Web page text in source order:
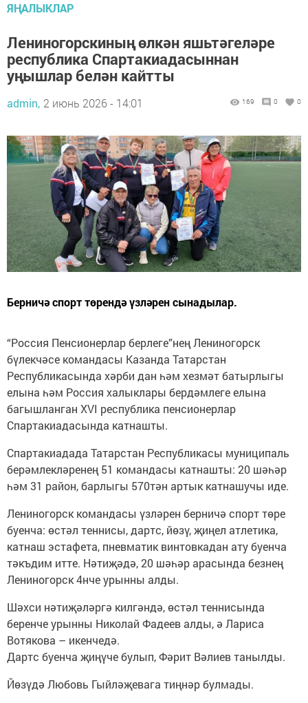
ЯҢАЛЫКЛАР
Лениногорскиның өлкән яшьтәгеләре
республика Спартакиадасыннан
уңышлар белән кайтты
admin, 2 июнь 2026 - 14:01 169 0 0
Берничә спорт төрендә үзләрен сынадылар.
“Россия Пенсионерлар берлеге”нең Лениногорск
бүлекчәсе командасы Казанда Татарстан
Республикасында хәрби дан һәм хезмәт батырлыгы
елына һәм Россия халыклары бердәмлеге елына
багышланган XVI республика пенсионерлар
Спартакиадасында катнашты.
Спартакиадада Татарстан Республикасы муниципаль
берәмлекләренең 51 командасы катнашты: 20 шәһәр
һәм 31 район, барлыгы 570тән артык катнашучы иде.
Лениногорск командасы үзләрен берничә спорт төре
буенча: өстәл теннисы, дартс, йөзү, җиңел атлетика,
катнаш эстафета, пневматик винтовкадан ату буенча
тәкъдим итте. Нәтиҗәдә, 20 шәһәр арасында безнең
Лениногорск 4нче урынны алды.
Шәхси нәтиҗәләргә килгәндә, өстәл теннисында
беренче урынны Николай Фадеев алды, ә Лариса
Вотякова – икенчедә.
Дартс буенча җиңүче булып, Фәрит Вәлиев танылды.
Йөзүдә Любовь Гыйләҗевага тиңнәр булмады.